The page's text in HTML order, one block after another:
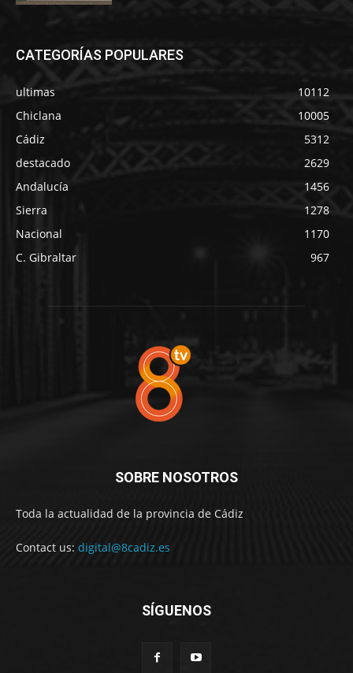
CATEGORÍAS POPULARES
ultimas
10112
Chiclana
10005
Cádiz
5312
destacado
2629
Andalucía
1456
Sierra
1278
Nacional
1170
C. Gibraltar
967
SOBRE NOSOTROS
Toda la actualidad de la provincia de Cádiz
Contact us: digital@8cadiz.es
SÍGUENOS